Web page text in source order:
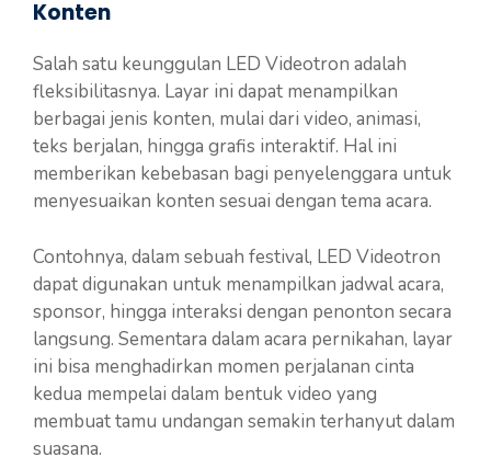
Konten
Salah satu keunggulan LED Videotron adalah
fleksibilitasnya. Layar ini dapat menampilkan
berbagai jenis konten, mulai dari video, animasi,
teks berjalan, hingga grafis interaktif. Hal ini
memberikan kebebasan bagi penyelenggara untuk
menyesuaikan konten sesuai dengan tema acara.
Contohnya, dalam sebuah festival, LED Videotron
dapat digunakan untuk menampilkan jadwal acara,
sponsor, hingga interaksi dengan penonton secara
langsung. Sementara dalam acara pernikahan, layar
ini bisa menghadirkan momen perjalanan cinta
kedua mempelai dalam bentuk video yang
membuat tamu undangan semakin terhanyut dalam
suasana.